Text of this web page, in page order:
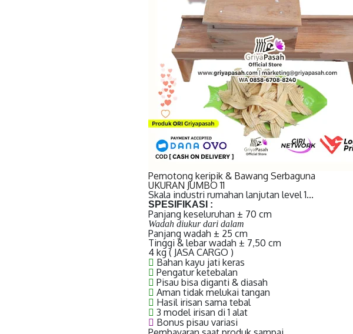
Pemotong keripik & Bawang Serbaguna
UKURAN JUMBO 11
Skala industri rumahan lanjutan level 1...
SPESIFIKASI :
Panjang keseluruhan ± 70 cm
Wadah diukur dari dalam
Panjang wadah ± 25 cm
Tinggi & lebar wadah ± 7,50 cm
4 kg ( JASA CARGO )
Bahan kayu jati keras
Pengatur ketebalan
Pisau bisa diganti & diasah
Aman tidak melukai tangan
Hasil irisan sama tebal
3 model irisan di 1 alat
Bonus pisau variasi